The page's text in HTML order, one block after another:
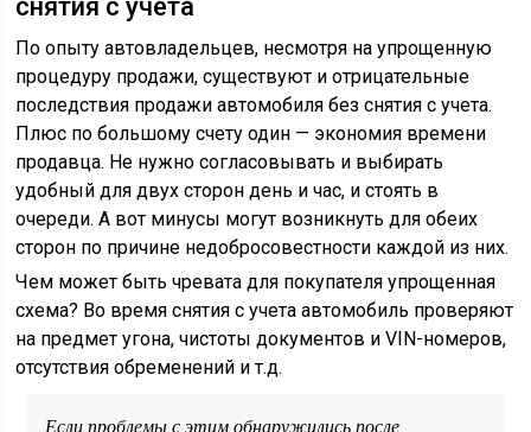
снятия с учета
По опыту автовладельцев, несмотря на упрощенную
процедуру продажи, существуют и отрицательные
последствия продажи автомобиля без снятия с учета.
Плюс по большому счету один — экономия времени
продавца. Не нужно согласовывать и выбирать
удобный для двух сторон день и час, и стоять в
очереди. А вот минусы могут возникнуть для обеих
сторон по причине недобросовестности каждой из них.
Чем может быть чревата для покупателя упрощенная
схема? Во время снятия с учета автомобиль проверяют
на предмет угона, чистоты документов и VIN-номеров,
отсутствия обременений и т.д.
Если проблемы с этим обнаружились после